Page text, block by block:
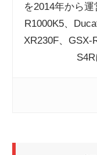
を2014年から
R1000K5、
XR230F、GSX-